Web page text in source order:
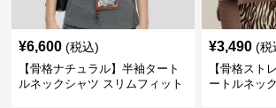
¥6,600 (税込)
【骨格ナチュラル】半袖タート
ルネックシャツ スリムフィット
¥3,490 (税
【骨格スト
ートルネッ